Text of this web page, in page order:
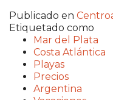
Publicado en
Etiquetado como
Mar del Plata
Costa Atlántica
Playas
Precios
Argentina